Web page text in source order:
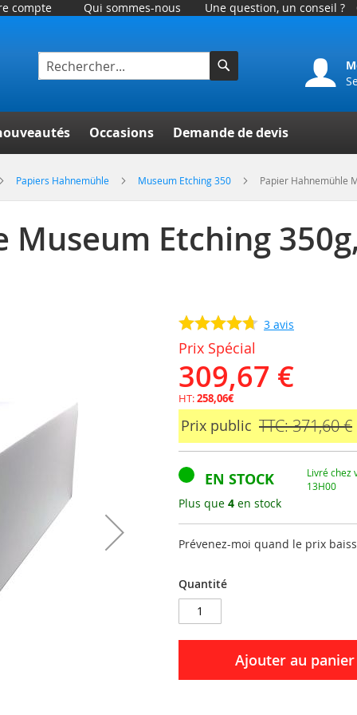
compte Qui sommes-nous Une question, un conseil ?
Occasions Demande de devis
Papiers Hahnemühle Museum Etching 350 Papier Hahnemühle
Etching
3 avis
Prix Spécial
309,67 €
HT:258,06€
Prix public TTC: 371,60 €
EN STOCK
Livré chez
13H00
Plus que 4 en stock
Prévenez-moi quand le prix
Quantité
Ajouter au panier